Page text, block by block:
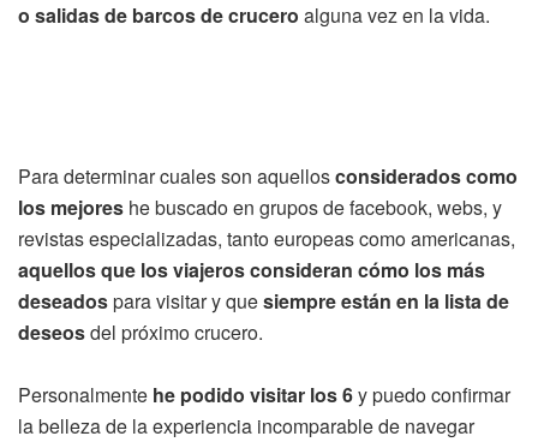
o salidas de barcos de crucero alguna vez en la vida.
Para determinar cuales son aquellosconsiderados como
los mejores he buscado en grupos de facebook, webs, y
revistas especializadas, tanto europeas como americanas,
aquellos que los viajeros consideran cómo los más
deseadospara visitar y quesiempre están en la lista de
deseosdel próximo crucero.
Personalmente he podido visitar los 6y puedo confirmar
la belleza de la experiencia incomparable de navegar